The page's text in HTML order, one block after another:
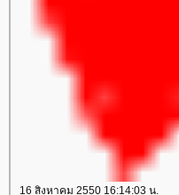
16 สิงหาคม 2550 16:14:03 น.